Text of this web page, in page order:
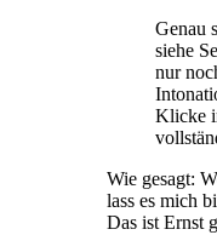
Genau
siehe
nur
Klicke
Wie gesagt:
lass es mich
Das ist Ernst